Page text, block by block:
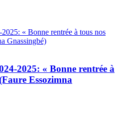
2025: « Bonne rentrée à
Essozimna